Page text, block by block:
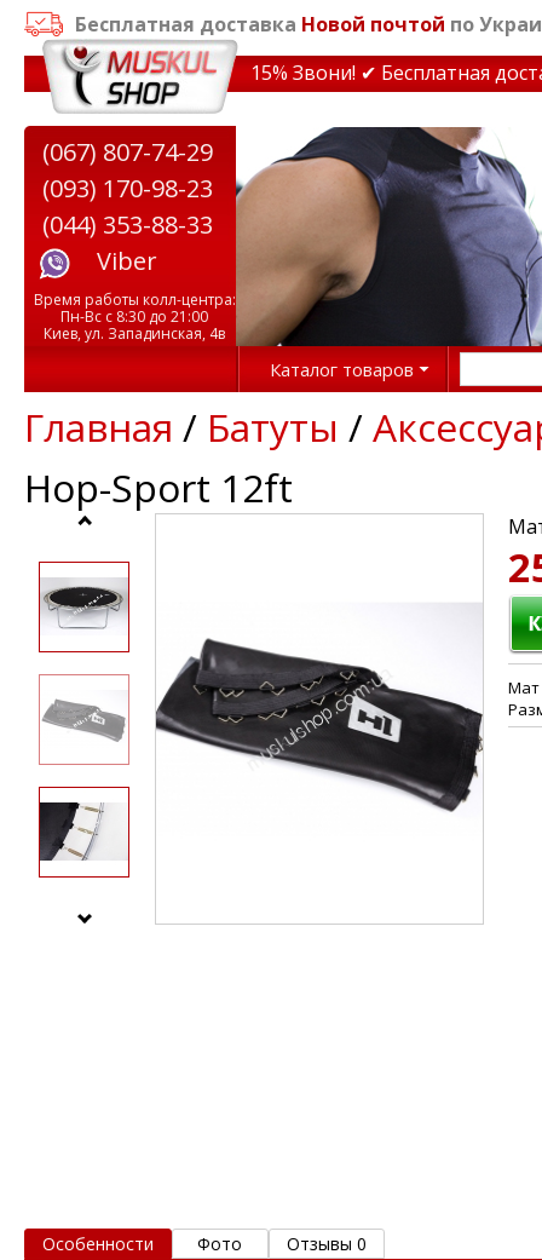
Бесплатная доставка Новой почтой по
на тренажеры до 15% Звони! ✔ Бесплатная
(067) 807-74-29
(093) 170-98-23
(044) 353-88-33
Viber
Время работы колл-центра:
Пн-Вс с 8:30 до 21:00
Киев, ул. Западинская, 4в
Каталог товаров
Главная / Батуты /
Hop-Sport 12ft
Мат
Особенности Фото Отзывы 0